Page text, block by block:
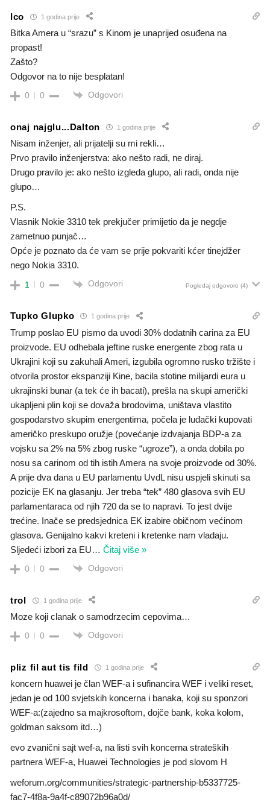
Ico 1 godina prije
Bitka Amera u “srazu” s Kinom je unaprijed osuđena na
propast!
Zašto?
Odgovor na to nije besplatan!
0 0 Odgovori
onaj najglu...Dalton 1 godina prije
Nisam inženjer, ali prijatelji su mi rekli…
Prvo pravilo inženjerstva: ako nešto radi, ne diraj.
Drugo pravilo je: ako nešto izgleda glupo, ali radi, onda nije
glupo…
P.S.
Vlasnik Nokie 3310 tek prekjučer primijetio da je negdje
zametnuo punjač…
Opće je poznato da će vam se prije pokvariti kćer tinejdžer
nego Nokia 3310.
1 0 Odgovori Pogledaj odgovore (4)
Tupko Glupko 1 godina prije
Trump poslao EU pismo da uvodi 30% dodatnih carina za EU
proizvode. EU odhebala jeftine ruske energente zbog rata u
Ukrajini koji su zakuhali Ameri, izgubila ogromno rusko tržište i
otvorila prostor ekspanziji Kine, bacila stotine milijardi eura u
ukrajinski bunar (a tek će ih bacati), prešla na skupi američki
ukapljeni plin koji se dovaža brodovima, uništava vlastito
gospodarstvo skupim energentima, počela je luđački kupovati
američko preskupo oružje (povećanje izdvajanja BDP-a za
vojsku sa 2% na 5% zbog ruske “ugroze”), a onda dobila po
nosu sa carinom od tih istih Amera na svoje proizvode od 30%.
A prije dva dana u EU parlamentu UvdL nisu uspjeli skinuti sa
pozicije EK na glasanju. Jer treba “tek” 480 glasova svih EU
parlamentaraca od njih 720 da se to napravi. To jest dvije
trećine. Inače se predsjednica EK izabire običnom većinom
glasova. Genijalno kakvi kreteni i kretenke nam vladaju.
Sljedeći izbori za EU… Čitaj više »
0 0 Odgovori
trol 1 godina prije
Moze koji clanak o samodrzecim cepovima…
0 0 Odgovori
pliz fil aut tis fild 1 godina prije
koncern huawei je član WEF-a i sufinancira WEF i veliki reset,
jedan je od 100 svjetskih koncerna i banaka, koji su sponzori
WEF-a:(zajedno sa majkrosoftom, dojče bank, koka kolom,
goldman saksom itd…)
evo zvanični sajt wef-a, na listi svih koncerna strateških
partnera WEF-a, Huawei Technologies je pod slovom H
weforum.org/communities/strategic-partnership-b5337725-
fac7-4f8a-9a4f-c89072b96a0d/